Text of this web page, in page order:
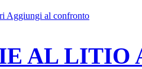
Aggiungi al confronto
AL LITIO